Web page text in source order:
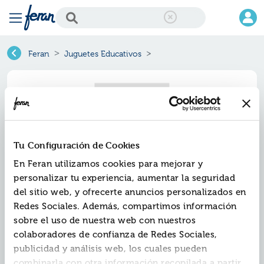
Tu Configuración de Cookies
En Feran utilizamos cookies para mejorar y
personalizar tu experiencia, aumentar la seguridad
del sitio web, y ofrecerte anuncios personalizados en
Redes Sociales. Además, compartimos información
sobre el uso de nuestra web con nuestros
colaboradores de confianza de Redes Sociales,
publicidad y análisis web, los cuales pueden
Feran Juguetes Educativos
Fatal error
: Uncaught TypeError: count(): Argument #1 ($value)